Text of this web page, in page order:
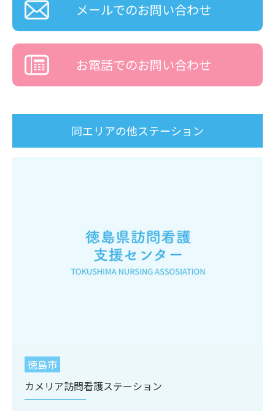
メールでのお問い合わせ
お電話でのお問い合わせ
同エリアの他ステーション
徳島市
カメリア訪問看護ステーション